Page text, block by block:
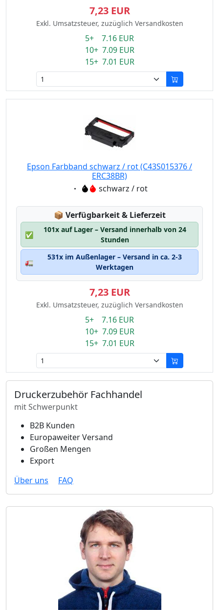
7,23 EUR
Exkl. Umsatzsteuer, zuzüglich Versandkosten
5+ 7.16 EUR
10+ 7.09 EUR
15+ 7.01 EUR
Epson Farbband schwarz / rot (C43S015376 /
ERC38BR)
Eigenschaft:schwarz / rot
📦 Lagerstatus:
Verfügbarkeit & Lieferzeit
✅
101x auf Lager – Versand innerhalb von 24
Stunden
🚛
531x im Außenlager – Versand in ca. 2-3
Werktagen
7,23 EUR
Exkl. Umsatzsteuer, zuzüglich Versandkosten
5+ 7.16 EUR
10+ 7.09 EUR
15+ 7.01 EUR
Druckerzubehör Fachhandel
mit Schwerpunkt
B2B Kunden
Europaweiter Versand
Großen Mengen
Export
Über uns
FAQ